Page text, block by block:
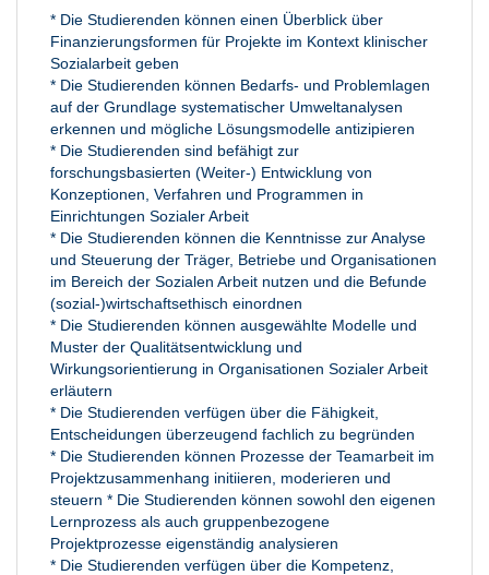
* Die Studierenden können einen Überblick über
Finanzierungsformen für Projekte im Kontext klinischer
Sozialarbeit geben
* Die Studierenden können Bedarfs- und Problemlagen
auf der Grundlage systematischer Umweltanalysen
erkennen und mögliche Lösungsmodelle antizipieren
* Die Studierenden sind befähigt zur
forschungsbasierten (Weiter-) Entwicklung von
Konzeptionen, Verfahren und Programmen in
Einrichtungen Sozialer Arbeit
* Die Studierenden können die Kenntnisse zur Analyse
und Steuerung der Träger, Betriebe und Organisationen
im Bereich der Sozialen Arbeit nutzen und die Befunde
(sozial-)wirtschaftsethisch einordnen
* Die Studierenden können ausgewählte Modelle und
Muster der Qualitätsentwicklung und
Wirkungsorientierung in Organisationen Sozialer Arbeit
erläutern
* Die Studierenden verfügen über die Fähigkeit,
Entscheidungen überzeugend fachlich zu begründen
* Die Studierenden können Prozesse der Teamarbeit im
Projektzusammenhang initiieren, moderieren und
steuern * Die Studierenden können sowohl den eigenen
Lernprozess als auch gruppenbezogene
Projektprozesse eigenständig analysieren
* Die Studierenden verfügen über die Kompetenz,